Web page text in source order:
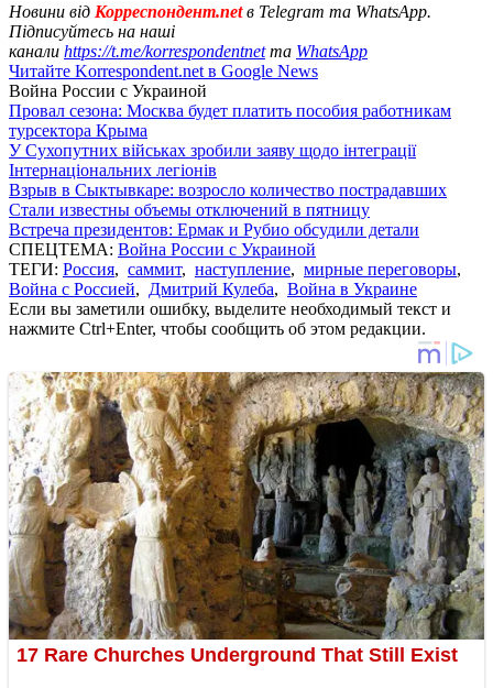
Новини від Корреспондент.netв Telegram та WhatsApp.
Підписуйтесь на наші
канали https://t.me/korrespondentnetта WhatsApp
Читайте Korrespondent.net в Google News
Война России с Украиной
Провал сезона: Москва будет платить пособия работникам
турсектора Крыма
У Сухопутних військах зробили заяву щодо інтеграції
Інтернаціональних легіонів
Взрыв в Сыктывкаре: возросло количество пострадавших
Стали известны объемы отключений в пятницу
Встреча президентов: Ермак и Рубио обсудили детали
СПЕЦТЕМА: Война России с Украиной
ТЕГИ: Россия, саммит, наступление, мирные переговоры,
Война с Россией, Дмитрий Кулеба, Война в Украине
Если вы заметили ошибку, выделите необходимый текст и
нажмите Ctrl+Enter, чтобы сообщить об этом редакции.